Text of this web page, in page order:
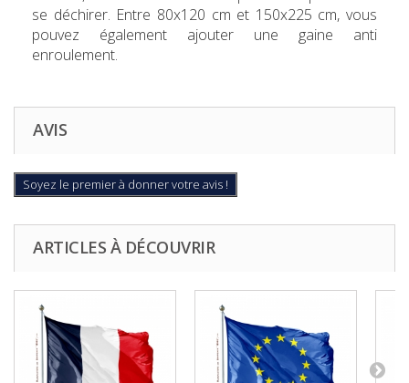
se déchirer. Entre 80x120 cm et 150x225 cm, vous
pouvez également ajouter une gaine anti
enroulement.
AVIS
Soyez le premier à donner votre avis !
ARTICLES À DÉCOUVRIR